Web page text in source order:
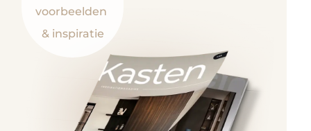
voorbeelden
& inspiratie